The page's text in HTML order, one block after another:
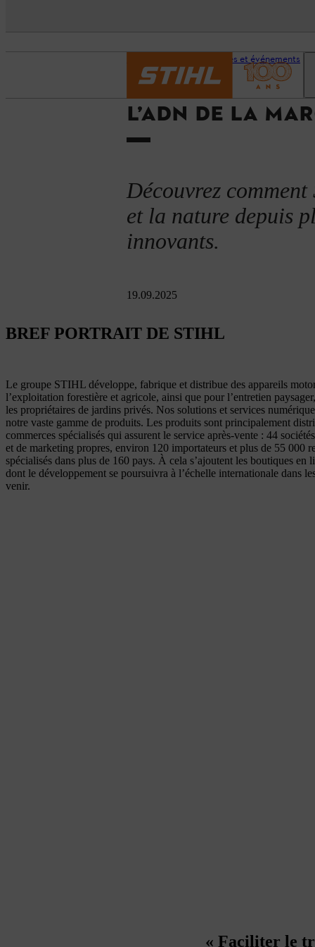
Services et événements
L’ADN DE LA
Découvrez
et la nature depuis
innovants.
19.09.2025
BREF PORTRAIT DE STIHL
Le groupe STIHL développe, fabrique et distribue des appareils
l’exploitation forestière et agricole, ainsi que pour l’entretien
les propriétaires de jardins privés. Nos solutions et services
notre vaste gamme de produits. Les produits sont principalement
commerces spécialisés qui assurent le service après-vente : 44
et de marketing propres, environ 120 importateurs et plus de 55 000
spécialisés dans plus de 160 pays. À cela s’ajoutent les boutiques en
dont le développement se poursuivra à l’échelle internationale dans
venir.
« Faciliter le